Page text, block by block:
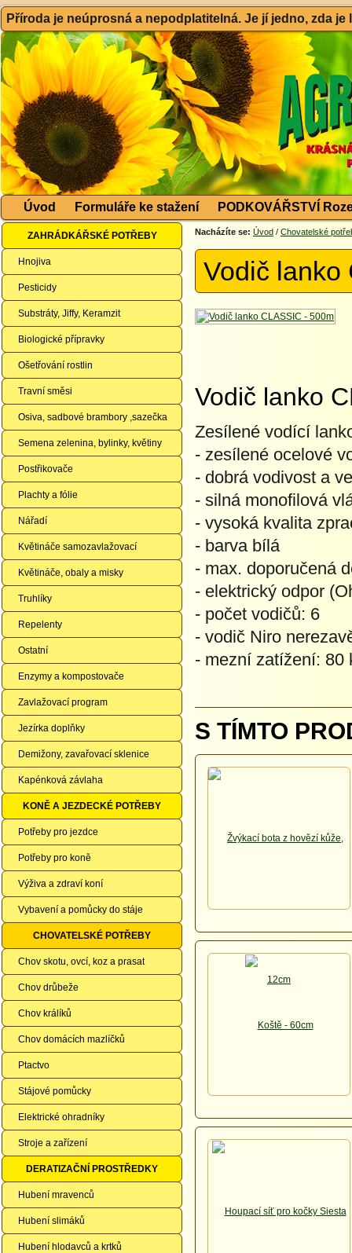
Příroda je neúprosná a nepodplatitelná. Je jí jedno, zda
Úvod Formuláře ke stažení PODKOVÁŘSTVÍ
ZAHRÁDKÁŘSKÉ POTŘEBY
Hnojiva
Pesticidy
Substráty, Jiffy, Keramzit
Biologické přípravky
Ošetřování rostlin
Travní směsi
Osiva, sadbové brambory ,sazečka
Semena zelenina, bylinky, květiny
Postřikovače
Plachty a fólie
Nářadí
Květináče samozavlažovací
Květináče, obaly a misky
Truhlíky
Repelenty
Ostatní
Enzymy a kompostovače
Zavlažovací program
Jezírka doplňky
Demižony, zavařovací sklenice
Kapénková závlaha
KONĚ A JEZDECKÉ POTŘEBY
Potřeby pro jezdce
Potřeby pro koně
Výživa a zdraví koní
Vybavení a pomůcky do stáje
CHOVATELSKÉ POTŘEBY
Chov skotu, ovcí, koz a prasat
Chov drůbeže
Chov králíků
Chov domácích mazlíčků
Ptactvo
Stájové pomůcky
Elektrické ohradníky
Stroje a zařízení
DERATIZAČNÍ PROSTŘEDKY
Hubení mravenců
Hubení slimáků
Hubení hlodavců a krtků
Nacházíte se: Úvod / Chovatelské
Vodič lanko
Vodič lanko
Zesílené vodící
- zesílené ocelové
- dobrá vodivost a
- silná monofilová
- vysoká kvalita
- barva bílá
- max. doporučená
- elektrický odpor
- počet vodičů: 6
- vodič Niro
- mezní zatížení: 80
S TÍMTO